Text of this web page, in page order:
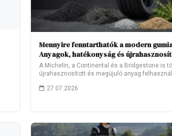
Mennyire fenntarthatók a modern
Anyagok, hatékonyság és
A Michelin, a Continental és a Bridgestone is
újrahasznosított és megújuló anyag
27.07.2026